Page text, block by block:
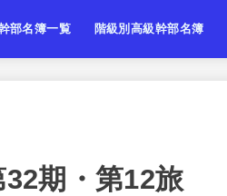
部名簿一覧 階級別高級幹部名簿
期・第12旅